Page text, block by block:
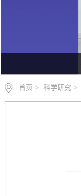
首页 > 科学研究 >